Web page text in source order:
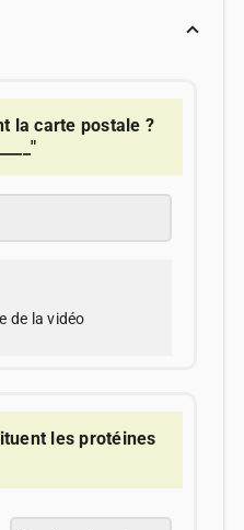
la carte postale ?
de la vidéo
les protéines